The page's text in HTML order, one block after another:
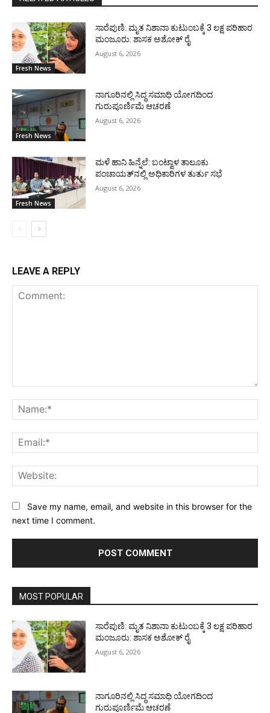
Fresh News
ಸಾರೆಪುಣಿ: ಮೃತ ನಿಶಾನಾ ಕುಟುಂಬಕ್ಕೆ 3 ಲಕ್ಷ ಪರಿಹಾರ
ಮಂಜೂರು: ಶಾಸಕ ಅಶೋಕ್ ರೈ
August 6, 2026
Fresh News
ನಾಗೂರಿನಲ್ಲಿ ಸಿದ್ಧ ಸಮಾಧಿ ಯೋಗದಿಂದ
ಗುರುಪೂರ್ಣಿಮೆ ಆಚರಣೆ
August 6, 2026
Fresh News
ಮಳೆ ಹಾನಿ ಹಿನ್ನೆಲೆ: ಬಂಟ್ವಾಳ ತಾಲೂಕು
ಪಂಚಾಯತ್‌ನಲ್ಲಿ ಅಧಿಕಾರಿಗಳ ತುರ್ತು ಸಭೆ
August 6, 2026
LEAVE A REPLY
Save my name, email, and website in this browser for the
next time I comment.
MOST POPULAR
ಸಾರೆಪುಣಿ: ಮೃತ ನಿಶಾನಾ ಕುಟುಂಬಕ್ಕೆ 3 ಲಕ್ಷ ಪರಿಹಾರ
ಮಂಜೂರು: ಶಾಸಕ ಅಶೋಕ್ ರೈ
August 6, 2026
ನಾಗೂರಿನಲ್ಲಿ ಸಿದ್ಧ ಸಮಾಧಿ ಯೋಗದಿಂದ
ಗುರುಪೂರ್ಣಿಮೆ ಆಚರಣೆ